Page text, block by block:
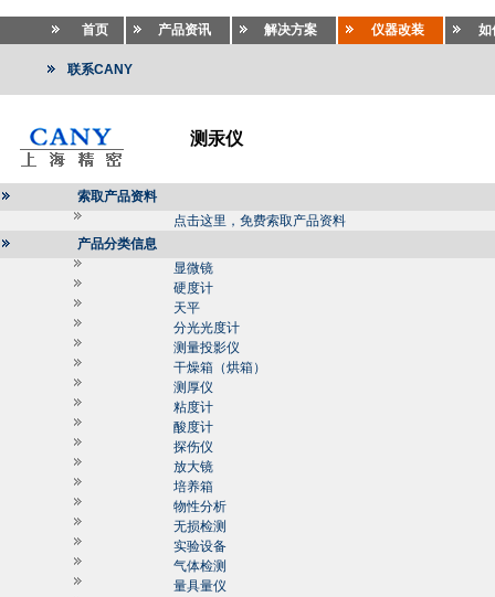
首页 产品资讯 解决方案 仪器改装 如
联系CANY
测汞仪
索取产品资料
点击这里，免费索取产品资料
产品分类信息
显微镜
硬度计
天平
分光光度计
测量投影仪
干燥箱（烘箱）
测厚仪
粘度计
酸度计
探伤仪
放大镜
培养箱
物性分析
无损检测
实验设备
气体检测
量具量仪